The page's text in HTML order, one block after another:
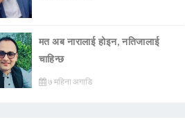
मत अब नारालाई होइन, नतिजालाई
चाहिन्छ
७ महिना अगाडि